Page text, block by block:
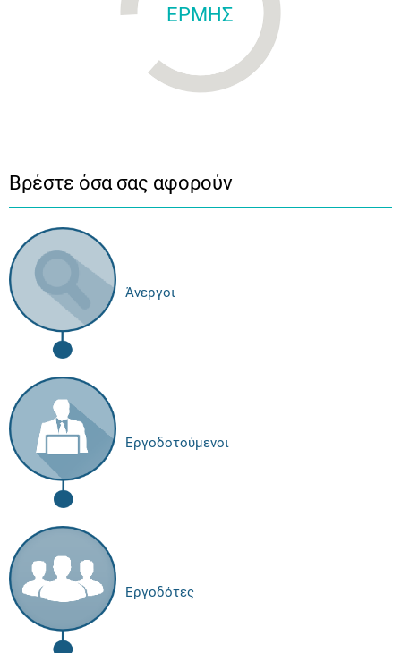
ΕΡΜΗΣ
Βρέστε όσα σας αφορούν
Άνεργοι
Εργοδοτούμενοι
Εργοδότες